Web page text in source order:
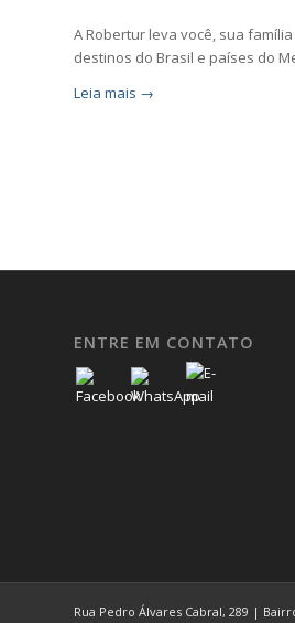
A Robertur leva você, sua
destinos do Brasil e países do
Leia mais →
ENTRE EM CONTATO
Rua Pedro Álvares Cabral, 289 |